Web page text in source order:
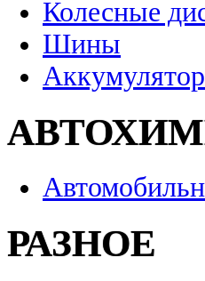
Колесные
Шины
РАЗНОЕ